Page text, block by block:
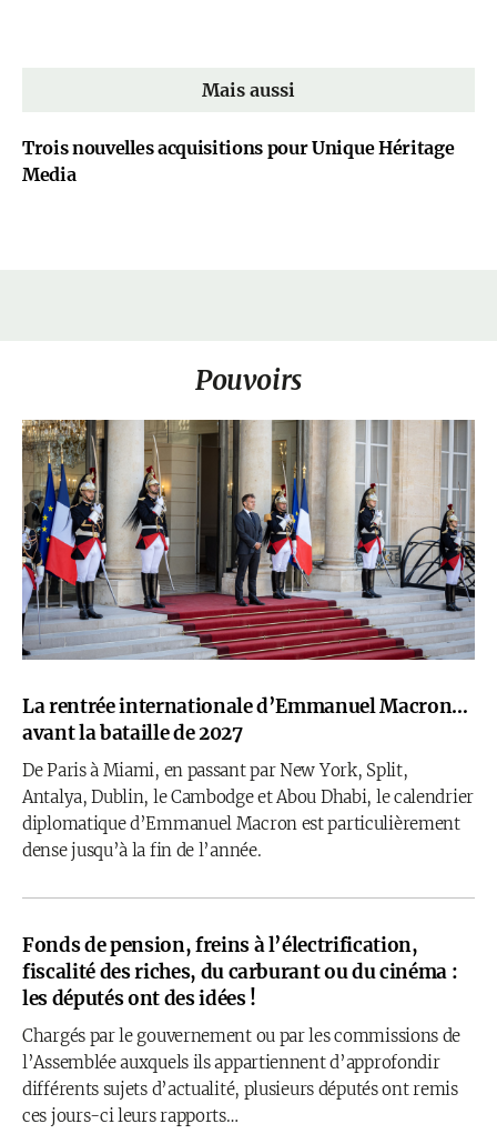
Mais aussi
Trois nouvelles acquisitions pour Unique Héritage
Media
Pouvoirs
La rentrée internationale d’Emmanuel Macron…
avant la bataille de 2027
De Paris à Miami, en passant par New York, Split,
Antalya, Dublin, le Cambodge et Abou Dhabi, le calendrier
diplomatique d’Emmanuel Macron est particulièrement
dense jusqu’à la fin de l’année.
Fonds de pension, freins à l’électrification,
fiscalité des riches, du carburant ou du cinéma :
les députés ont des idées !
Chargés par le gouvernement ou par les commissions de
l’Assemblée auxquels ils appartiennent d’approfondir
différents sujets d’actualité, plusieurs députés ont remis
ces jours-ci leurs rapports…